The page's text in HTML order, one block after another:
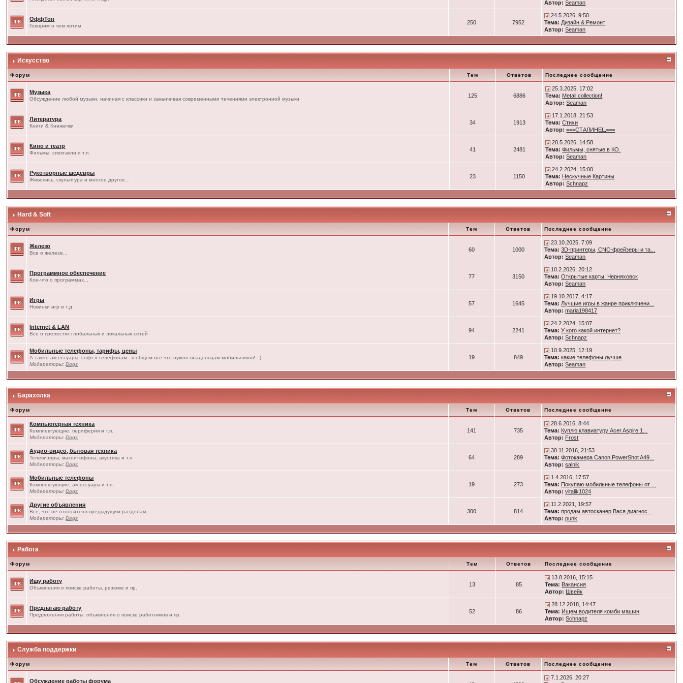
Автор: Seaman
ОффТоп
Говорим о чем хотим
250 7952
24.5.2026, 9:50
Тема: Дизайн & Ремонт
Автор: Seaman
Искусство
Форум Тем Ответов Последнее сообщение
Музыка
Обсуждение любой музыки, начиная с классики и заканчивая современными течениями электронной музыки
125 6886
25.3.2025, 17:02
Тема: Metall collection!
Автор: Seaman
Литература
Книги & Книжечки
34 1913
17.1.2018, 21:53
Тема: Стихи
Автор: ===СТАЛИНЕЦ===
Кино и театр
Фильмы, спектакли и т.п.
41 2481
20.5.2026, 14:58
Тема: Фильмы, снятые в КО.
Автор: Seaman
Рукотворные шедевры
Живопись, скульптура и многое другое...
23 1150
24.2.2024, 15:00
Тема: Нескучные Картины
Автор: Schnapz
Hard & Soft
Форум Тем Ответов Последнее сообщение
Железо
Все о железе...
60 1000
23.10.2025, 7:09
Тема: 3D-принтеры, CNC-фрейзеры и та...
Автор: Seaman
Программное обеспечение
Кое-что о программах...
77 3150
10.2.2026, 20:12
Тема: Открытые карты: Черняховск
Автор: Seaman
Игры
Новинки игр и т.д.
57 1645
19.10.2017, 4:17
Тема: Лучшие игры в жанре приключени...
Автор: maria198417
Internet & LAN
Все о прелестях глобальных и локальных сетей
94 2241
24.2.2024, 15:07
Тема: У кого какой интернет?
Автор: Schnapz
Мобильные телефоны, тарифы, цены
А также аксессуары, софт к телефонам - в общем все что нужно владельцам мобильников! =)
Модераторы:Dogs
19 849
10.9.2025, 12:19
Тема: какие телефоны лучше
Автор: Seaman
Барахолка
Форум Тем Ответов Последнее сообщение
Компьютерная техника
Комплектующие, периферия и т.п.
Модераторы:Dogs
141 735
28.6.2016, 8:44
Тема: Куплю клавиатуру Acer Aspire 1...
Автор: Frost
Аудио-видео, бытовая техника
Телевизоры, магнитофоны, акустика и т.п.
Модераторы:Dogs
64 289
30.11.2016, 21:53
Тема: Фотокамера Canon PowerShot A49...
Автор: salnik
Мобильные телефоны
Комплектующие, аксессуары и т.п.
Модераторы:Dogs
19 273
1.4.2016, 17:57
Тема: Покупаю мобильные телефоны от ...
Автор: vitalik1024
Другие объявления
Все, что не относится к предыдущим разделам
Модераторы:Dogs
300 814
11.2.2021, 19:57
Тема: продам автосканер Вася диагнос...
Автор: punk
Работа
Форум Тем Ответов Последнее сообщение
Ищу работу
Объявления о поиске работы, резюме и пр.
13 85
13.8.2016, 15:15
Тема: Вакансия
Автор: Швейк
Предлагаю работу
Предложения работы, объявления о поиске работников и пр.
52 86
28.12.2018, 14:47
Тема: Ищем водителя комби машин
Автор: Schnapz
Служба поддержки
Форум Тем Ответов Последнее сообщение
Обсуждение работы форума
7.1.2026, 20:27